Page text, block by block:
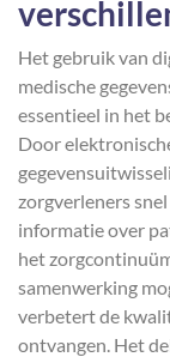
Het gebruik van
medische
essentieel in het
Door
zorgverleners
informatie over
het
samenwerking
verbetert de
ontvangen. Het